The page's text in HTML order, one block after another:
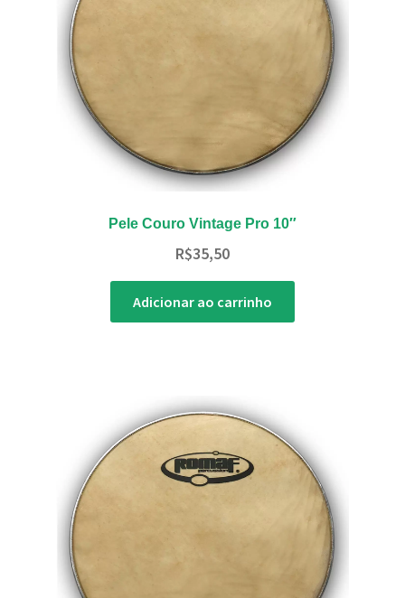
Pele Couro Vintage Pro 10″
R$35,50
Adicionar ao carrinho